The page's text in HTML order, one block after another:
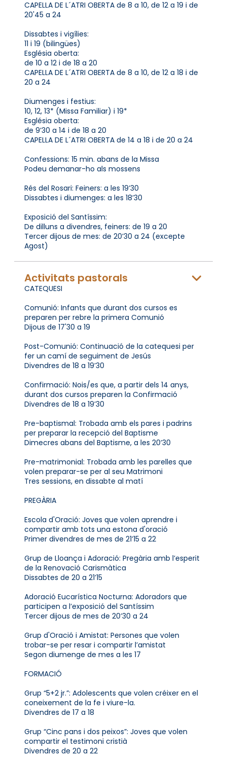
CAPELLA DE L´ATRI OBERTA de 8 a 10, de 12 a 19 i de
20'45 a 24
Dissabtes i vigílies:
11 i 19 (bilingües)
Església oberta:
de 10 a 12 i de 18 a 20
CAPELLA DE L´ATRI OBERTA de 8 a 10, de 12 a 18 i de
20 a 24
Diumenges i festius:
10, 12, 13* (Missa Familiar) i 19*
Església oberta:
de 9’30 a 14 i de 18 a 20
CAPELLA DE L´ATRI OBERTA de 14 a 18 i de 20 a 24
Confessions: 15 min. abans de la Missa
Podeu demanar-ho als mossens
Rés del Rosari: Feiners: a les 19’30
Dissabtes i diumenges: a les 18’30
Exposició del Santíssim:
De dilluns a divendres, feiners: de 19 a 20
Tercer dijous de mes: de 20’30 a 24 (excepte
Agost)
Activitats pastorals
CATEQUESI
Comunió: Infants que durant dos cursos es
preparen per rebre la primera Comunió
Dijous de 17'30 a 19
Post-Comunió: Continuació de la catequesi per
fer un camí de seguiment de Jesús
Divendres de 18 a 19’30
Confirmació: Nois/es que, a partir dels 14 anys,
durant dos cursos preparen la Confirmació
Divendres de 18 a 19’30
Pre-baptismal: Trobada amb els pares i padrins
per preparar la recepció del Baptisme
Dimecres abans del Baptisme, a les 20’30
Pre-matrimonial: Trobada amb les parelles que
volen preparar-se per al seu Matrimoni
Tres sessions, en dissabte al matí
PREGÀRIA
Escola d'Oració: Joves que volen aprendre i
compartir amb tots una estona d'oració
Primer divendres de mes de 21’15 a 22
Grup de Lloança i Adoració: Pregària amb l’esperit
de la Renovació Carismàtica
Dissabtes de 20 a 21’15
Adoració Eucarística Nocturna: Adoradors que
participen a l’exposició del Santíssim
Tercer dijous de mes de 20’30 a 24
Grup d'Oració i Amistat: Persones que volen
trobar-se per resar i compartir l’amistat
Segon diumenge de mes a les 17
FORMACIÓ
Grup “5+2 jr.”: Adolescents que volen créixer en el
coneixement de la fe i viure-la.
Divendres de 17 a 18
Grup “Cinc pans i dos peixos”: Joves que volen
compartir el testimoni cristià
Divendres de 20 a 22